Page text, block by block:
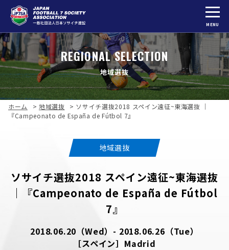
MENU
REGIONAL SELECTION
地域選抜
ホーム > 地域選抜 > ソサイチ選抜2018 スペイン遠征~東海選抜 ｜
『Campeonato de España de Fútbol 7』
地域選抜
ソサイチ選抜2018 スペイン遠征~東海選抜
｜『Campeonato de España de Fútbol
7』
2018.06.20（Wed）- 2018.06.26（Tue）
［スペイン］Madrid